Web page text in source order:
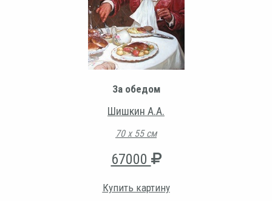
За обедом
Шишкин А.А.
70 х 55 см
67000
Купить картину